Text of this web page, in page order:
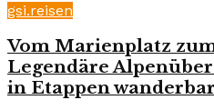
gsi.reisen
Vom Marienplatz
Legendäre
in Etappen wanderbar